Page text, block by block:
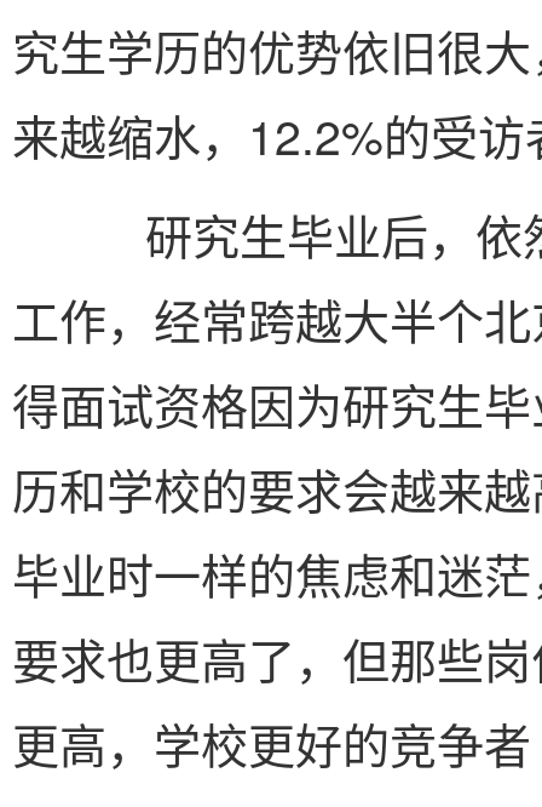
究生学历的优势依旧很
来越缩水，12.2%的受
研究生毕业后，依
工作，经常跨越大半个
得面试资格因为研究生
历和学校的要求会越来
毕业时一样的焦虑和迷
要求也更高了，但那些
更高，学校更好的竞争者